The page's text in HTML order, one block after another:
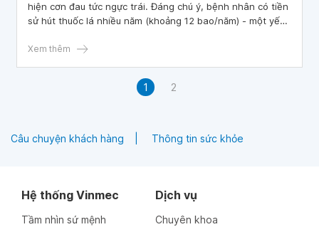
hiện cơn đau tức ngực trái. Đáng chú ý, bệnh nhân có tiền
sử hút thuốc lá nhiều năm (khoảng 12 bao/năm) - một yếu
Xem thêm
1 2
Câu chuyện khách hàng Thông tin sức khỏe
Hệ thống Vinmec
Tầm nhìn sứ mệnh
Dịch vụ
Chuyên khoa